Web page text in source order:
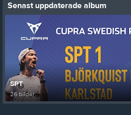
Senast uppdaterade album
SPT
26 bilder